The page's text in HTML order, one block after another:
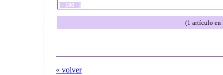
[ · 190 · ]
(1 artículo en
« volver